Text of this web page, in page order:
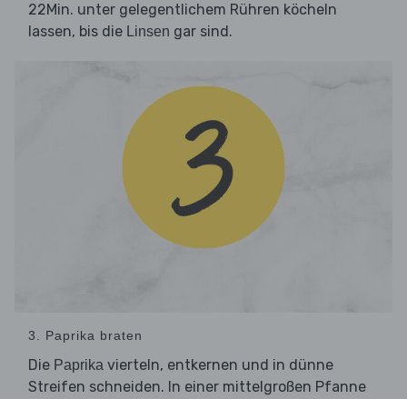
22Min. unter gelegentlichem Rühren köcheln
lassen, bis die Linsen gar sind.
3. Paprika braten
Die Paprika vierteln, entkernen und in dünne
Streifen schneiden. In einer mittelgroßen Pfanne